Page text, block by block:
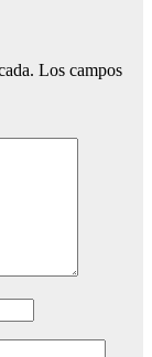
Los campos